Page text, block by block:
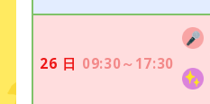
26 日 09:30～17:30